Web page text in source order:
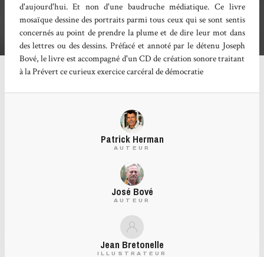
d'aujourd'hui. Et non d'une baudruche médiatique. Ce livre
mosaïque dessine des portraits parmi tous ceux qui se sont sentis
concernés au point de prendre la plume et de dire leur mot dans
des lettres ou des dessins. Préfacé et annoté par le détenu Joseph
Bové, le livre est accompagné d'un CD de création sonore traitant
à la Prévert ce curieux exercice carcéral de démocratie
Patrick Herman
AUTEUR
José Bové
AUTEUR
Jean Bretonelle
ILLUSTRATEUR